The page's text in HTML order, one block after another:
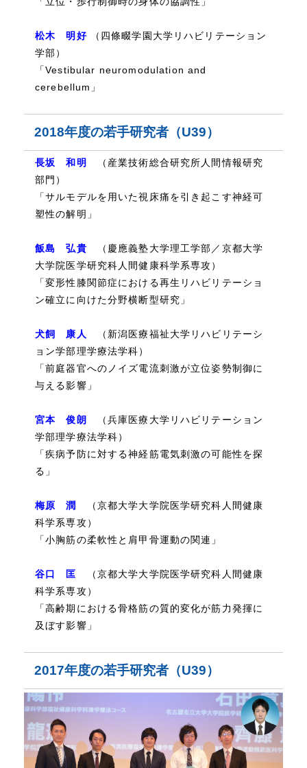
松木 明好
（四條畷学園大学リハビリテーション
学部）
「Vestibular neuromodulation and
cerebellum」
2018年度の若手研究者（U39）
長坂 和明
（産業技術総合研究所人間情報研究
部門）
「サルモデルを用いた視床痛を引き起こす神経可
塑性の解明」
飯島 弘貴
（慶應義塾大学理工学部／京都大学
大学院医学研究科人間健康科学系専攻）
「変形性膝関節症における再生リハビリテーショ
ン確立に向けた分野横断型研究」
犬飼 康人
（新潟医療福祉大学リハビリテーシ
ョン学部理学療法学科）
「前庭器官へのノイズ電流刺激が立位姿勢制御に
与える影響」
宮本 俊朗
（兵庫医療大学リハビリテーション
学部理学療法学科）
「疾病予防に対する神経筋電気刺激の可能性を探
る」
梅原 潤
（京都大学大学院医学研究科人間健康
科学系専攻）
「小胸筋の柔軟性と肩甲骨運動の関連」
谷口 匡 （京都大学大学院医学研究科人間健康
科学系専攻）
「高齢期における骨格筋の質的変化が筋力発揮に
及ぼす影響」
2017年度の若手研究者（U39）